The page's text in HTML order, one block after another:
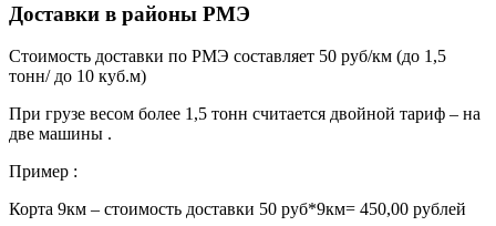
Доставки в районы РМЭ
Стоимость доставки по РМЭ составляет 50 руб/км (до 1,5
тонн/ до 10 куб.м)
При грузе весом более 1,5 тонн считается двойной тариф – на
две машины .
Пример :
Корта 9км – стоимость доставки 50 руб*9км= 450,00 рублей